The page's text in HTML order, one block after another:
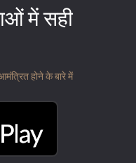
में सही
होने के बारे में